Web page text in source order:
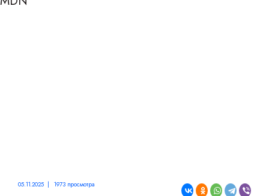
05.11.2025 | 1973 просмотра